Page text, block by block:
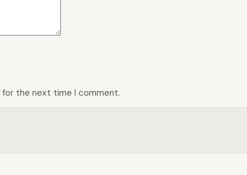
for the next time I comment.